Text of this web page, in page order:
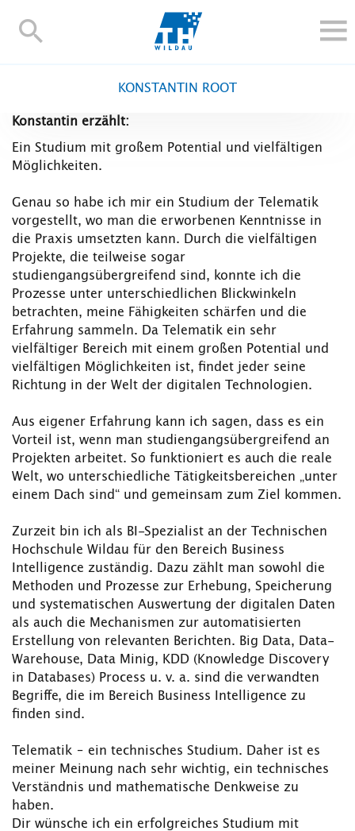
TH-
ALUMNI
INTERNATIONAL
BESCHÄFTIGTE
Blogs Kontakt und Anfahrt
TH Online-Portal Personensuche English
KONSTANTIN ROOT
Konstantin erzählt:
Ein Studium mit großem Potential und vielfältigen
Möglichkeiten.
Genau so habe ich mir ein Studium der Telematik
vorgestellt, wo man die erworbenen Kenntnisse in
die Praxis umsetzten kann. Durch die vielfältigen
Projekte, die teilweise sogar
studiengangsübergreifend sind, konnte ich die
Prozesse unter unterschiedlichen Blickwinkeln
betrachten, meine Fähigkeiten schärfen und die
Erfahrung sammeln. Da Telematik ein sehr
vielfältiger Bereich mit einem großen Potential und
vielfältigen Möglichkeiten ist, findet jeder seine
Richtung in der Welt der digitalen Technologien.
Aus eigener Erfahrung kann ich sagen, dass es ein
Vorteil ist, wenn man studiengangsübergreifend an
Projekten arbeitet. So funktioniert es auch die reale
Welt, wo unterschiedliche Tätigkeitsbereichen „unter
einem Dach sind“ und gemeinsam zum Ziel kommen.
Zurzeit bin ich als BI-Spezialist an der Technischen
Hochschule Wildau für den Bereich Business
Intelligence zuständig. Dazu zählt man sowohl die
Methoden und Prozesse zur Erhebung, Speicherung
und systematischen Auswertung der digitalen Daten
als auch die Mechanismen zur automatisierten
Erstellung von relevanten Berichten. Big Data, Data-
Warehouse, Data Minig, KDD (Knowledge Discovery
in Databases) Process u. v. a. sind die verwandten
Begriffe, die im Bereich Business Intelligence zu
finden sind.
Telematik – ein technisches Studium. Daher ist es
meiner Meinung nach sehr wichtig, ein technisches
Verständnis und mathematische Denkweise zu
haben.
Dir wünsche ich ein erfolgreiches Studium mit